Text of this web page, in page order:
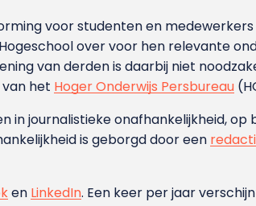
voor studenten en medewerkers
over voor hen relevante
van derden is daarbij niet
het Hoger Onderwijs Persbureau
in journalistieke onafhankelijkheid, op
is geborgd door een
en LinkedIn. Een keer per jaar